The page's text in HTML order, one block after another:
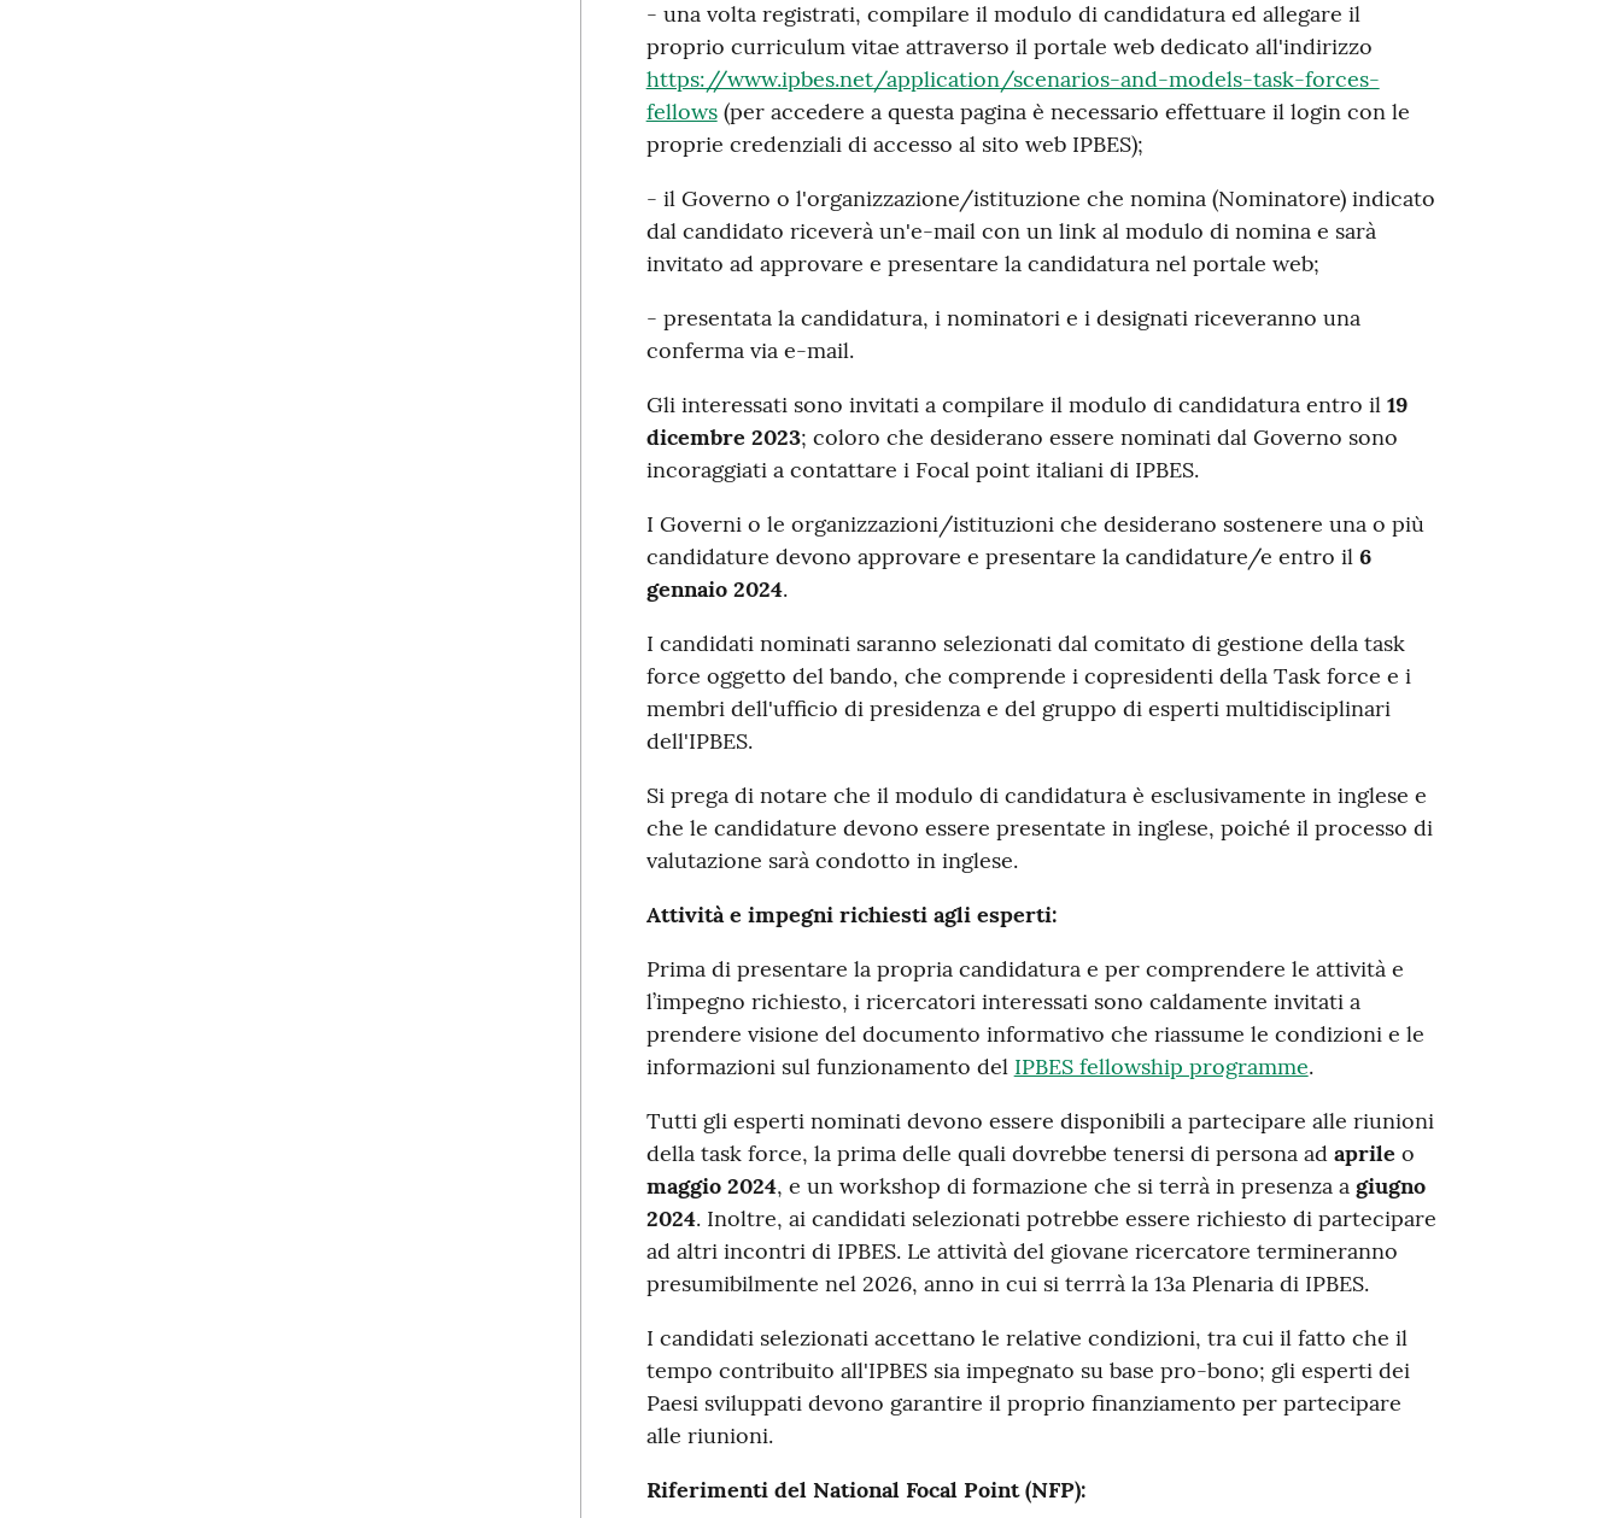
- una volta registrati, compilare il modulo di candidatura ed allegare il
proprio curriculum vitae attraverso il portale web dedicato all'indirizzo
https://www.ipbes.net/application/scenarios-and-models-task-forces-
fellows(per accedere a questa pagina è necessario effettuare il login con le
proprie credenziali di accesso al sito web IPBES);
- il Governo o l'organizzazione/istituzione che nomina (Nominatore) indicato
dal candidato riceverà un'e-mail con un link al modulo di nomina e sarà
invitato ad approvare e presentare la candidatura nel portale web;
- presentata la candidatura, i nominatori e i designati riceveranno una
conferma via e-mail.
Gli interessati sono invitati a compilare il modulo di candidatura entro il 19
dicembre 2023; coloro che desiderano essere nominati dal Governo sono
incoraggiati a contattare i Focal point italiani di IPBES.
I Governi o le organizzazioni/istituzioni che desiderano sostenere una o più
candidature devono approvare e presentare la candidature/e entro il 6
gennaio 2024.
I candidati nominati saranno selezionati dal comitato di gestione della task
force oggetto del bando, che comprende i copresidenti della Task force e i
membri dell'ufficio di presidenza e del gruppo di esperti multidisciplinari
dell'IPBES.
Si prega di notare che il modulo di candidatura è esclusivamente in inglese e
che le candidature devono essere presentate in inglese, poiché il processo di
valutazione sarà condotto in inglese.
Attività e impegni richiesti agli esperti:
Prima di presentare la propria candidatura e per comprendere le attività e
l’impegno richiesto, i ricercatori interessati sono caldamente invitati a
prendere visione del documento informativo che riassume le condizioni e le
informazioni sul funzionamento del IPBES fellowship programme.
Tutti gli esperti nominati devono essere disponibili a partecipare alle riunioni
della task force, la prima delle quali dovrebbe tenersi di persona ad aprile o
maggio 2024, e un workshop di formazione che si terrà in presenza a giugno
2024. Inoltre, ai candidati selezionati potrebbe essere richiesto di partecipare
ad altri incontri di IPBES. Le attività del giovane ricercatore termineranno
presumibilmente nel 2026, anno in cui si terrrà la 13a Plenaria di IPBES.
I candidati selezionati accettano le relative condizioni, tra cui il fatto che il
tempo contribuito all'IPBES sia impegnato su base pro-bono; gli esperti dei
Paesi sviluppati devono garantire il proprio finanziamento per partecipare
alle riunioni.
Riferimenti del National Focal Point (NFP):